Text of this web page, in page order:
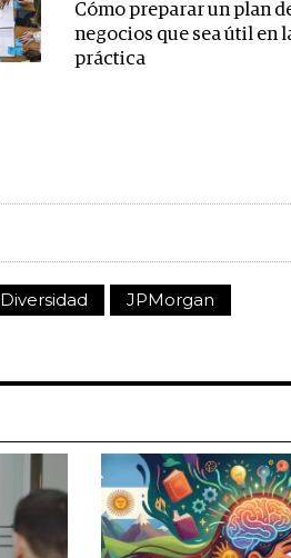
Cómo preparar un plan
negocios que sea útil en
práctica
Diversidad JPMorgan